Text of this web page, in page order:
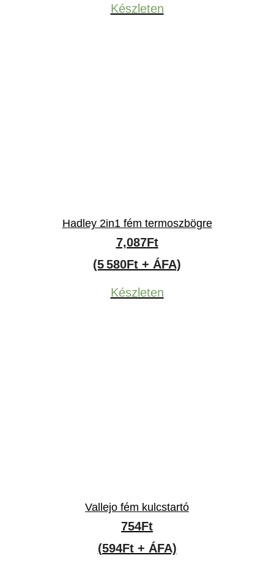
Készleten
Hadley 2in1 fém termoszbögre
7,087Ft
(5 580Ft + ÁFA)
Készleten
Vallejo fém kulcstartó
754Ft
(594Ft + ÁFA)